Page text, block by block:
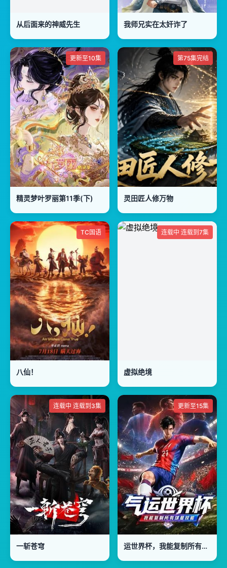
从后面来的神威先生 我师兄实在太奸诈了
更新至10集
精灵梦叶罗丽第11季(下)
第75集完结
灵田匠人修万物
TC国语
八仙！
连载中 连载到7集
虚拟绝境
连载中 连载到3集
一斩苍穹
更新至15集
运世界杯，我能复制所有球星技能